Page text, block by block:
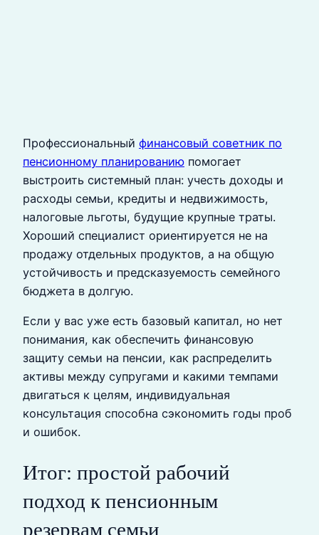
Профессиональный финансовый советник по
пенсионному планированию помогает
выстроить системный план: учесть доходы и
расходы семьи, кредиты и недвижимость,
налоговые льготы, будущие крупные траты.
Хороший специалист ориентируется не на
продажу отдельных продуктов, а на общую
устойчивость и предсказуемость семейного
бюджета в долгую.
Если у вас уже есть базовый капитал, но нет
понимания, как обеспечить финансовую
защиту семьи на пенсии, как распределить
активы между супругами и какими темпами
двигаться к целям, индивидуальная
консультация способна сэкономить годы проб
и ошибок.
Итог: простой рабочий
подход к пенсионным
резервам семьи